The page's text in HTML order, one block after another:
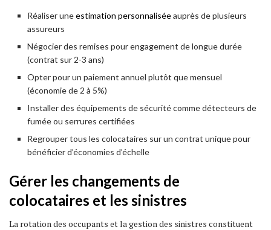
Réaliser uneestimation personnaliséeauprès de plusieurs
assureurs
Négocier des remises pour engagement de longue durée
(contrat sur 2-3 ans)
Opter pour un paiement annuel plutôt que mensuel
(économie de 2 à 5%)
Installer des équipements de sécurité comme détecteurs de
fumée ou serrures certifiées
Regrouper tous les colocataires sur un contrat unique pour
bénéficier d’économies d’échelle
Gérer les changements de
colocataires et les sinistres
La rotation des occupants et la gestion des sinistres constituent